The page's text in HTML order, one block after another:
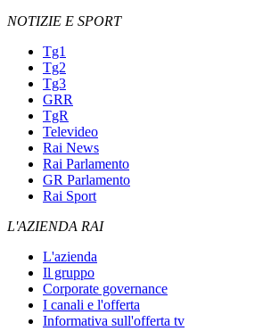
NOTIZIE E SPORT
Tg1
Tg2
Tg3
GRR
TgR
Televideo
Rai News
Rai Parlamento
GR Parlamento
Rai Sport
L'AZIENDA RAI
L'azienda
Il gruppo
Corporate governance
I canali e l'offerta
Informativa sull'offerta tv